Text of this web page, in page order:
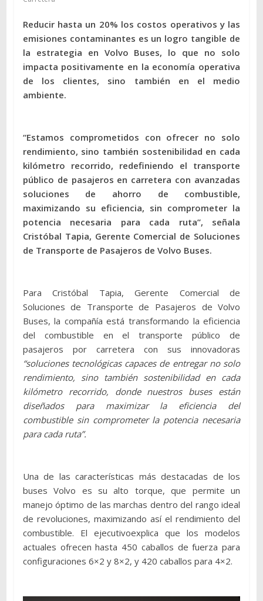
Reducir hasta un 20% los costos operativos y las
emisiones contaminantes es un logro tangible de
la estrategia en Volvo Buses, lo que no solo
impacta positivamente en la economía operativa
de los clientes, sino también en el medio
ambiente.
“Estamos comprometidos con ofrecer no solo
rendimiento, sino también sostenibilidad en cada
kilómetro recorrido, redefiniendo el transporte
público de pasajeros en carretera con avanzadas
soluciones de ahorro de combustible,
maximizando su eficiencia, sin comprometer la
potencia necesaria para cada ruta”, señala
Cristóbal Tapia, Gerente Comercial de Soluciones
de Transporte de Pasajeros de Volvo Buses.
Para Cristóbal Tapia, Gerente Comercial de
Soluciones de Transporte de Pasajeros de Volvo
Buses, la compañía está transformando la eficiencia
del combustible en el transporte público de
pasajeros por carretera con sus innovadoras
“soluciones tecnológicas capaces de entregar no solo
rendimiento, sino también sostenibilidad en cada
kilómetro recorrido, donde nuestros buses están
diseñados para maximizar la eficiencia del
combustible sin comprometer la potencia necesaria
para cada ruta”.
Una de las características más destacadas de los
buses Volvo es su alto torque, que permite un
manejo óptimo de las marchas dentro del rango ideal
de revoluciones, maximizando así el rendimiento del
combustible. El ejecutivoexplica que los modelos
actuales ofrecen hasta 450 caballos de fuerza para
configuraciones 6×2 y 8×2, y 420 caballos para 4×2.